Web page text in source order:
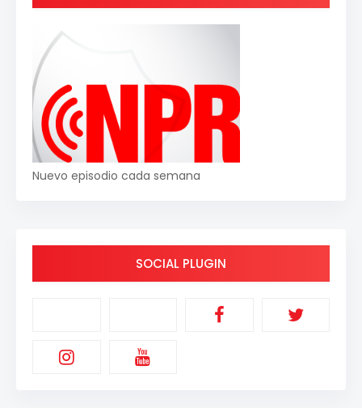
Nuevo episodio cada semana
SOCIAL PLUGIN